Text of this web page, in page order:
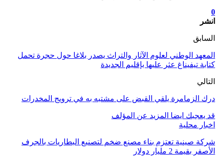
0
انشر
السابق
المعهد الوطني لعلوم الآثار والتراث يصدر بلاغا حول حجرة تحمل
كتابة تيفيناغ عثر عليها بإقليم الجديدة
التالي
درك الزمامرة يلقي القبض على مشتبه به في ترويج المخدرات
قد يعجبك ايضا المزيد عن المؤلف
اخبار محلية
شركة صينية تعتزم بناء مصنع ضخم لتصنيع البطاريات بالجرف
الأصفر بقيمة 2 مليار دولار